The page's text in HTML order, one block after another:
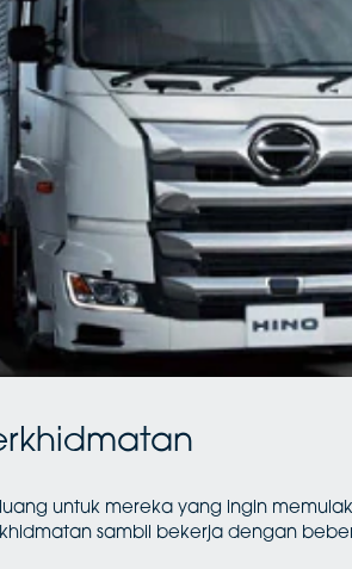
untuk mereka yang ingin
sambil bekerja dengan